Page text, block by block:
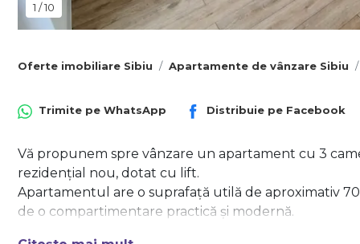
1 /10
Oferte imobiliare Sibiu Apartamente de vânzare Sibiu
Trimite pe WhatsApp Distribuie pe Facebook
Vă propunem spre vânzare un apartament cu 3
rezidențial nou, dotat cu lift.
Apartamentul are o suprafață utilă de aproximativ
de o compartimentare practică și modernă.